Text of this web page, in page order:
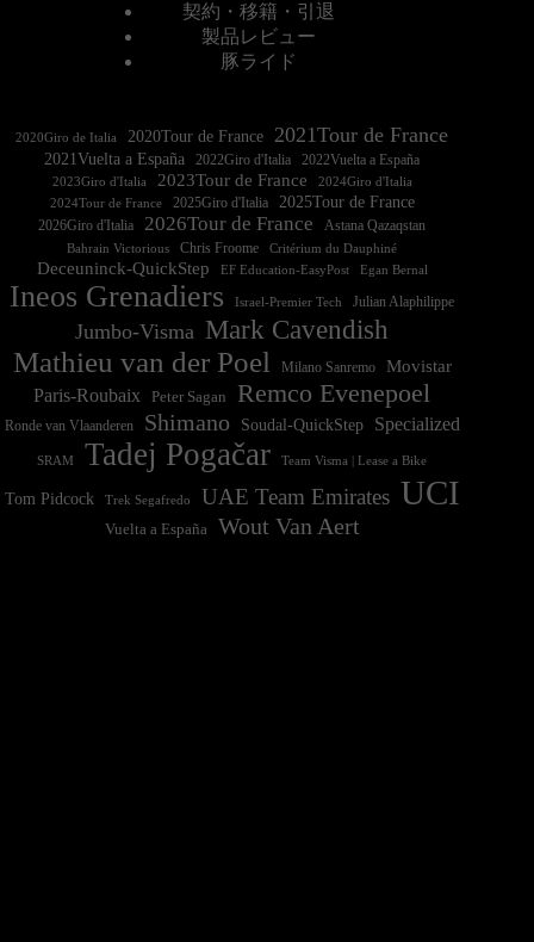
契約・移籍・引退
製品レビュー
豚ライド
2020Giro de Italia 2020Tour de France 2021Tour de France
2021Vuelta a España 2022Vuelta a España
2023Giro d'Italia 2023Tour de France
2024Tour de France
2025Giro d'Italia 2025Tour de France
2026Giro d'Italia 2026Tour de France Astana Qazaqstan
Bahrain Victorious Chris Froome Critérium du Dauphiné
Deceuninck-QuickStep EF Education-EasyPost Egan Bernal
Ineos Grenadiers Israel-Premier Tech Julian Alaphilippe
Jumbo-Visma Mark Cavendish
Mathieu van der Poel Milano Sanremo
Movistar
Paris-Roubaix
Peter Sagan Remco Evenepoel
Ronde van Vlaanderen Shimano Soudal-QuickStep Specialized
SRAM Tadej Pogačar Team Visma | Lease a Bike
Tom Pidcock Trek Segafredo UAE Team Emirates UCI
Vuelta a España Wout Van Aert